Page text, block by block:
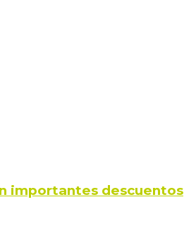
importantes descuentos